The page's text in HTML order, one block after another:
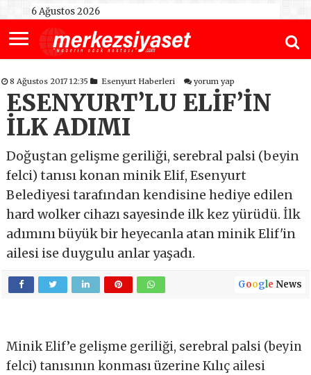
6 Ağustos 2026
8 Ağustos 2017 12:35 Esenyurt Haberleri yorum yap
ESENYURT’LU ELİF’İN
İLK ADIMI
Doğuştan gelişme geriliği, serebral palsi (beyin
felci) tanısı konan minik Elif, Esenyurt
Belediyesi tarafından kendisine hediye edilen
hard wolker cihazı sayesinde ilk kez yürüdü. İlk
adımını büyük bir heyecanla atan minik Elif'in
ailesi ise duygulu anlar yaşadı.
Google News
Minik Elif’e gelişme geriliği, serebral palsi (beyin
felci) tanısının konması üzerine Kılıç ailesi